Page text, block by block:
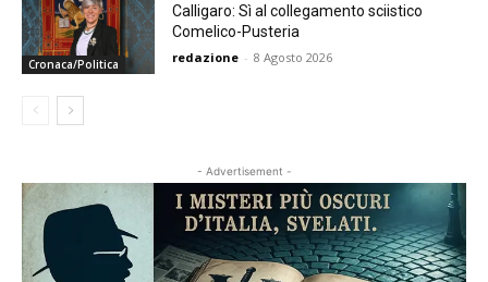
Cronaca/Politica
Calligaro: Sì al collegamento sciistico
Comelico-Pusteria
redazione - 8 Agosto 2026
- Advertisement -